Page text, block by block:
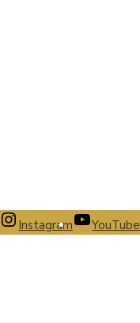
Instagram YouTube